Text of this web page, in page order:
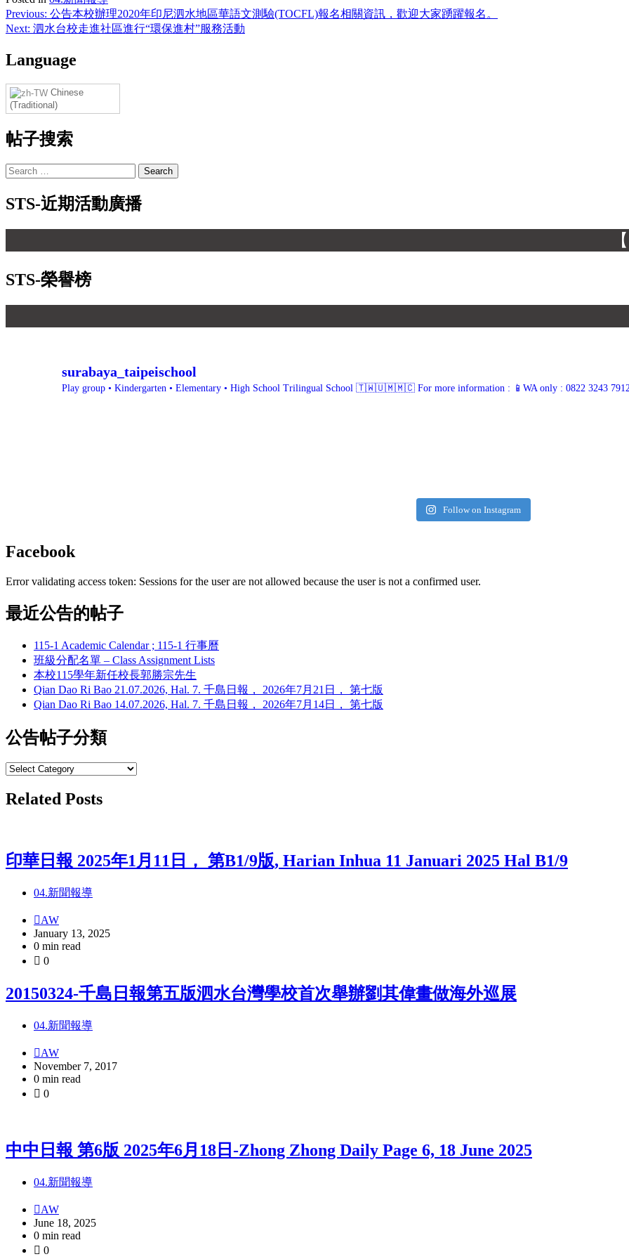
Post
navigation
Previous: 公告本校辦理2020年印尼泗水地區華語文測驗(TOCFL)報名相關資訊，歡迎大家踴躍報名。
Next: 泗水台校走進社區進行“環保進村”服務活動
Language
Chinese
(Traditional)
帖子搜索
Search
for:
STS-近期活動廣播
STS-榮譽榜
surabaya_taipeischool
Play group • Kindergarten • Elementary • High School Trilingual School 🇹🇼🇺🇲🇲🇨 For more information : 📱WA only : 0822 3243 7912
Follow on Instagram
Facebook
Error validating access token: Sessions for the user are not allowed because the user is not a confirmed user.
最近公告的帖子
115-1 Academic Calendar ; 115-1 行事曆
班級分配名單 – Class Assignment Lists
本校115學年新任校長郭勝宗先生
Qian Dao Ri Bao 21.07.2026, Hal. 7. 千島日報， 2026年7月21日， 第七版
Qian Dao Ri Bao 14.07.2026, Hal. 7. 千島日報， 2026年7月14日， 第七版
公告帖子分類
公
帖
Related Posts
印華日報 2025年1月11日， 第B1/9版, Harian Inhua 11 Januari 2025 Hal B1/9
04.新聞報導
AW
January 13, 2025
0 min read
0
20150324-千島日報第五版泗水台灣學校首次舉辦劉其偉畫做海外巡展
04.新聞報導
AW
November 7, 2017
0 min read
0
中中日報 第6版 2025年6月18日-Zhong Zhong Daily Page 6, 18 June 2025
04.新聞報導
AW
June 18, 2025
0 min read
0